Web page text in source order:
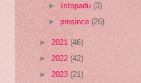
► listopadu(3)
►prosince(26)
► 2021 (46)
► 2022 (42)
► 2023 (21)